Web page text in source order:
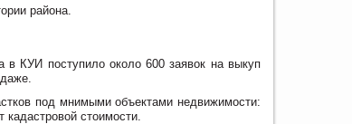
района.
КУИ поступило около 600 заявок на выкуп
под мнимыми объектами недвижимости:
стоимости.